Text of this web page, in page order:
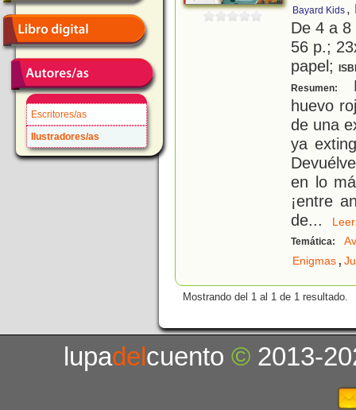
Escritores/as
Ilustradores/as
Bayard Kids ,
De 4 a
56 p.;
papel;
Resumen:
huevo
de una
ya
en lo
¡entre
de...
Temática:
Enigmas,
Mostrando del 1 al 1 de 1 resultado.
lupadelcuento© 2013-